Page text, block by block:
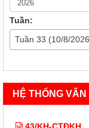
Tuần:
Tuần 33 (10/8/
HỆ THỐNG VĂN
Kế Hoạch Triển
60/KH-TƯHCTĐ
Kế Hoạch Triển
43/KH-CTĐKH